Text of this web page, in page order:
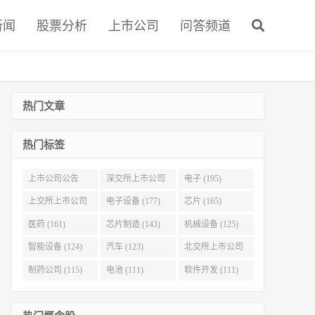
股票分析 上市公司 问答频道
热门文章
热门标签
上市公司公告
(321)
深交所上市公司
(215)
电子 (195)
上交所上市公司
(186)
电子设备 (177) 芯片 (165)
医药 (161) 芯片制造 (143) 机械设备 (125)
智能设备 (124) 汽车 (123) 北交所上市公司
(116)
制药公司 (115) 电池 (111) 软件开发 (111)